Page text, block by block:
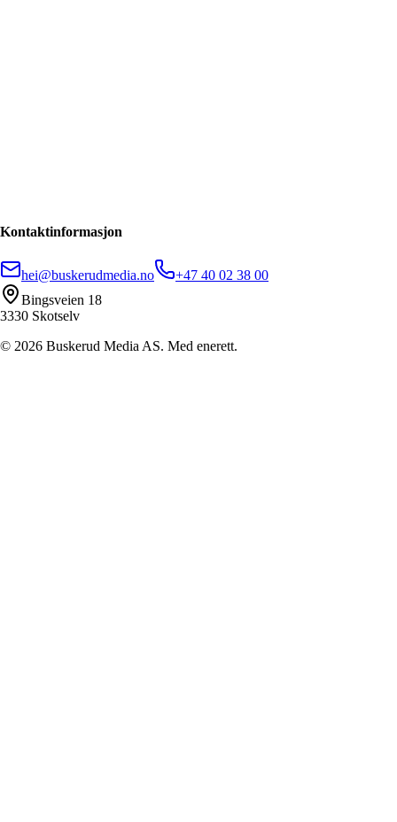
Kontaktinformasjon
hei@buskerudmedia.no
+47 40 02 38 00
Bingsveien 18
3330 Skotselv
© 2026 Buskerud Media AS. Med enerett.